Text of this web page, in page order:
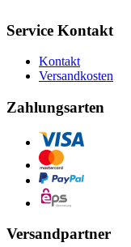
Service Kontakt
Kontakt
Versandkosten
Zahlungsarten
Versandpartner